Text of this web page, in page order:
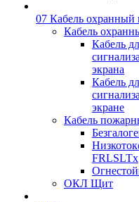
07 Кабель
Кабель
Кабель
экрана
Кабель
экране
Кабель
FRLSLTx
ОКЛ Щит